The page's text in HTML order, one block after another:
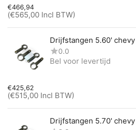
€466,94
(€565,00 Incl BTW)
Drijfstangen 5.60' chevy
0.0
Bel voor levertijd
€425,62
(€515,00 Incl BTW)
Drijfstangen 5.70' chevy